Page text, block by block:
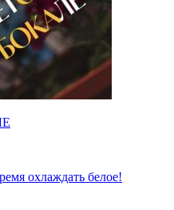
охлаждать белое!